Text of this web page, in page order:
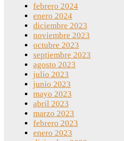
febrero 2024
enero 2024
diciembre 2023
noviembre 2023
octubre 2023
septiembre 2023
agosto 2023
julio 2023
junio 2023
mayo 2023
abril 2023
marzo 2023
febrero 2023
enero 2023